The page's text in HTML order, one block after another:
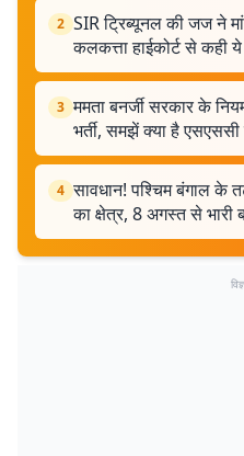
2 SIR ट्रिब्यूनल की जज ने
कलकत्ता हाईकोर्ट से कही
3 ममता बनर्जी सरकार के
भर्ती, समझें क्या है एसएससी
4 सावधान! पश्चिम बंगाल के
का क्षेत्र, 8 अगस्त से भारी